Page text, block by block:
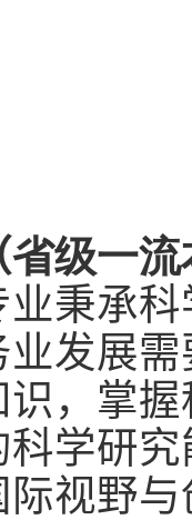
省级一
业秉承
发展
，掌
学研
视野